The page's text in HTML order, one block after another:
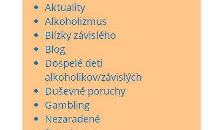
Aktuality
Alkoholizmus
Blízky závislého
Blog
Dospelé deti
alkoholikov/závislých
Duševné poruchy
Gambling
Nezaradené